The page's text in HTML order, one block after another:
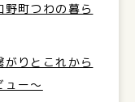
町つわの暮ら
りとこれから
ュー〜